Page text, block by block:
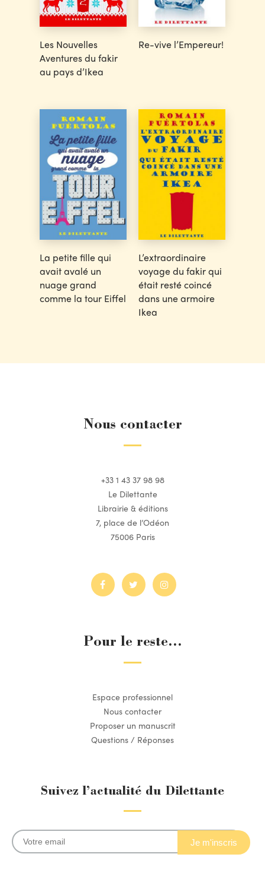
Les Nouvelles
Aventures du fakir
au pays d’Ikea
Re-vive l’Empereur!
La petite fille qui
avait avalé un
nuage grand
comme la tour Eiffel
L’extraordinaire
voyage du fakir qui
était resté coincé
dans une armoire
Ikea
Nous contacter
+33 1 43 37 98 98
Le Dilettante
Librairie & éditions
7, place de l’Odéon
75006 Paris
Pour le reste...
Espace professionnel
Nous contacter
Proposer un manuscrit
Questions / Réponses
Suivez l’actualité du Dilettante